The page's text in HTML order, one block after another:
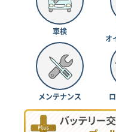
車検
オ
メンテナンス